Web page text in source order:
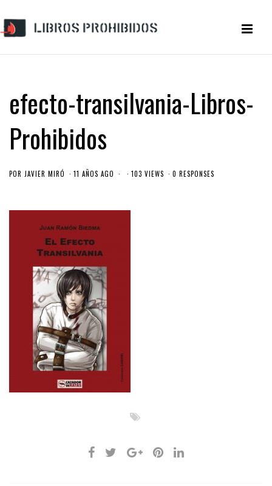
efecto-transilvania-Libros-
Prohibidos
POR JAVIER MIRÓ 11 AÑOS AGO 103 VIEWS 0 RESPONSES